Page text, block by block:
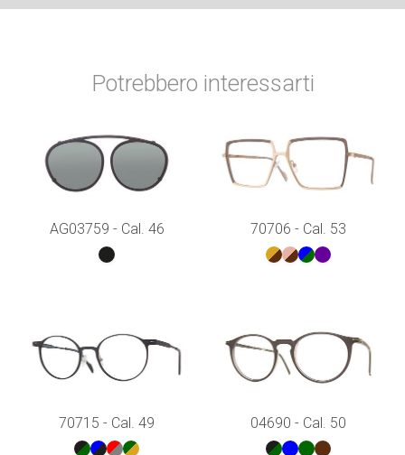
Potrebbero interessarti
AG03759 - Cal. 46 70706 - Cal. 53
70715 - Cal. 49 04690 - Cal. 50